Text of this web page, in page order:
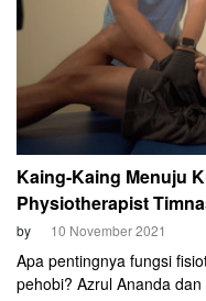
Kaing-Kaing Menuju
Physiotherapist
by 10 November 2021
Apa pentingnya fungsi
pehobi? Azrul Ananda